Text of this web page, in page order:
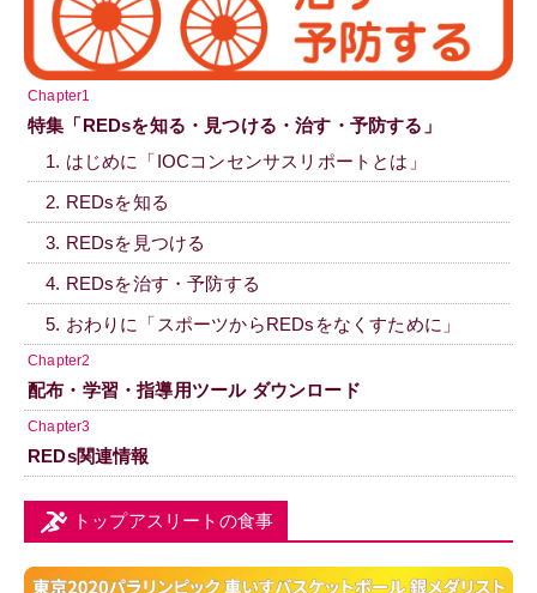
Chapter1
特集「REDsを知る・見つける・治す・予防する」
1. はじめに「IOCコンセンサスリポートとは」
2. REDsを知る
3. REDsを見つける
4. REDsを治す・予防する
5. おわりに「スポーツからREDsをなくすために」
Chapter2
配布・学習・指導用ツール ダウンロード
Chapter3
REDs関連情報
トップアスリートの食事